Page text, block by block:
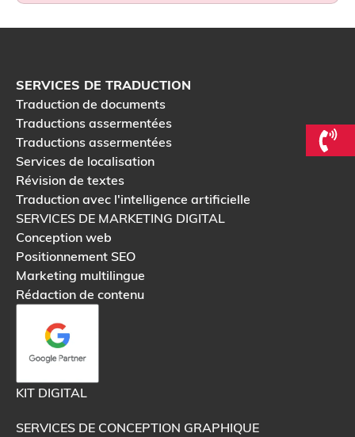
SERVICES DE TRADUCTION
Traduction de documents
Traductions assermentées
Traductions assermentées
Services de localisation
Révision de textes
Traduction avec l'intelligence artificielle
SERVICES DE MARKETING DIGITAL
Conception web
Positionnement SEO
Marketing multilingue
Rédaction de contenu
KIT DIGITAL
SERVICES DE CONCEPTION GRAPHIQUE